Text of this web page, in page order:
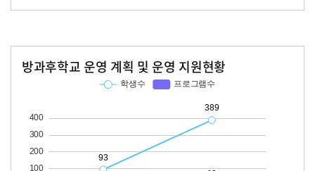
방과후학교 운영 계획 및 운영 지원현황